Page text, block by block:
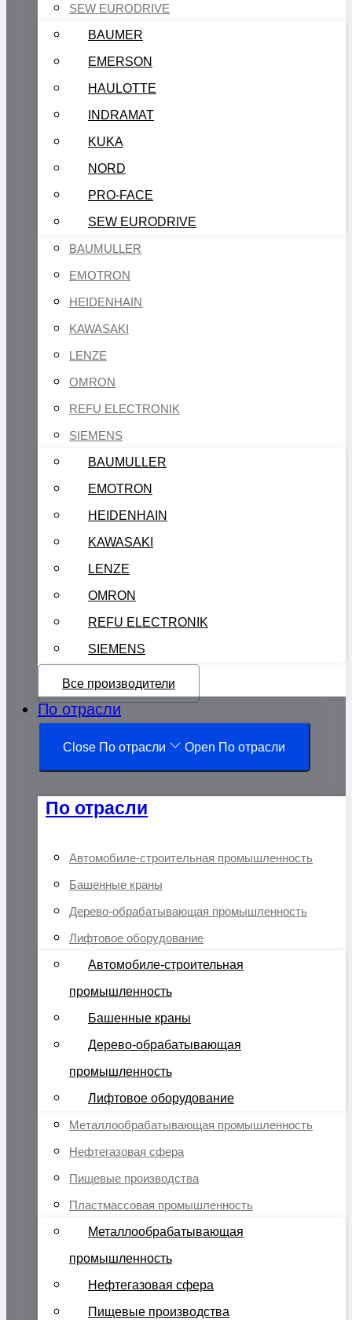
SEW EURODRIVE
BAUMER
EMERSON
HAULOTTE
INDRAMAT
KUKA
NORD
PRO-FACE
SEW EURODRIVE
BAUMULLER
EMOTRON
HEIDENHAIN
KAWASAKI
LENZE
OMRON
REFU ELECTRONIK
SIEMENS
BAUMULLER
EMOTRON
HEIDENHAIN
KAWASAKI
LENZE
OMRON
REFU ELECTRONIK
SIEMENS
Все производители
По отрасли
Close По отрасли Open По отрасли
По отрасли
Автомобиле-строительная промышленность
Башенные краны
Дерево-обрабатывающая промышленность
Лифтовое оборудование
Автомобиле-строительная
промышленность
Башенные краны
Дерево-обрабатывающая
промышленность
Лифтовое оборудование
Металлообрабатывающая промышленность
Нефтегазовая сфера
Пищевые производства
Пластмассовая промышленность
Металлообрабатывающая
промышленность
Нефтегазовая сфера
Пищевые производства